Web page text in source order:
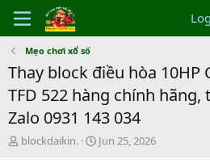
Mẹo chơi xổ số
Thay block điều hòa 10HP
TFD 522 hàng chính hãng,
Zalo 0931 143 034
T
blockdaikin.
S
Jun 25, 2026